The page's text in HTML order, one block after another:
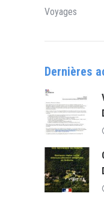
Voyages
Dernières